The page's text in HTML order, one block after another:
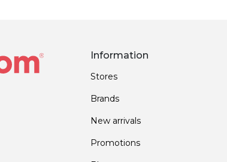
Information
Stores
Brands
New arrivals
Promotions